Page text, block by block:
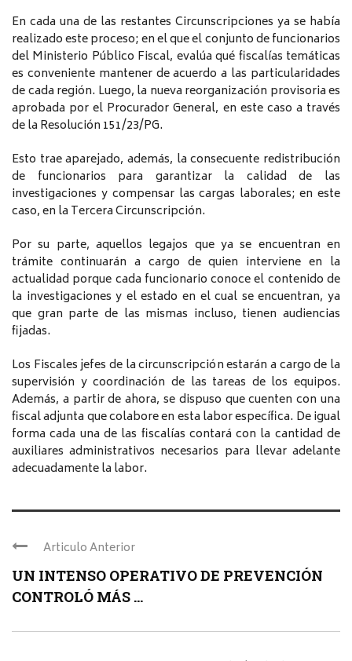
En cada una de las restantes Circunscripciones ya se había
realizado este proceso; en el que el conjunto de funcionarios
del Ministerio Público Fiscal, evalúa qué fiscalías temáticas
es conveniente mantener de acuerdo a las particularidades
de cada región. Luego, la nueva reorganización provisoria es
aprobada por el Procurador General, en este caso a través
de la Resolución 151/23/PG.
Esto trae aparejado, además, la consecuente redistribución
de funcionarios para garantizar la calidad de las
investigaciones y compensar las cargas laborales; en este
caso, en la Tercera Circunscripción.
Por su parte, aquellos legajos que ya se encuentran en
trámite continuarán a cargo de quien interviene en la
actualidad porque cada funcionario conoce el contenido de
la investigaciones y el estado en el cual se encuentran, ya
que gran parte de las mismas incluso, tienen audiencias
fijadas.
Los Fiscales jefes de la circunscripción estarán a cargo de la
supervisión y coordinación de las tareas de los equipos.
Además, a partir de ahora, se dispuso que cuenten con una
fiscal adjunta que colabore en esta labor específica. De igual
forma cada una de las fiscalías contará con la cantidad de
auxiliares administrativos necesarios para llevar adelante
adecuadamente la labor.
Articulo Anterior
UN INTENSO OPERATIVO DE PREVENCIÓN
CONTROLÓ MÁS ...